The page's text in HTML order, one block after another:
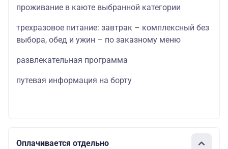
проживание в каюте выбранной категории
трехразовое питание: завтрак – комплексный без
выбора, обед и ужин – по заказному меню
развлекательная программа
путевая информация на борту
Оплачивается отдельно